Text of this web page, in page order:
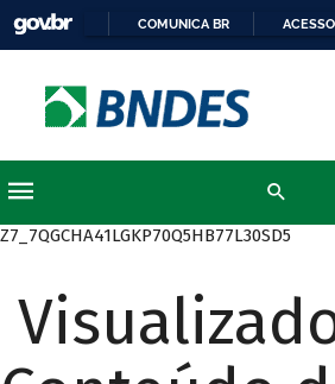
COMUNICA BR
Z7_7QGCHA41LGKP70Q5HB77L30SD5